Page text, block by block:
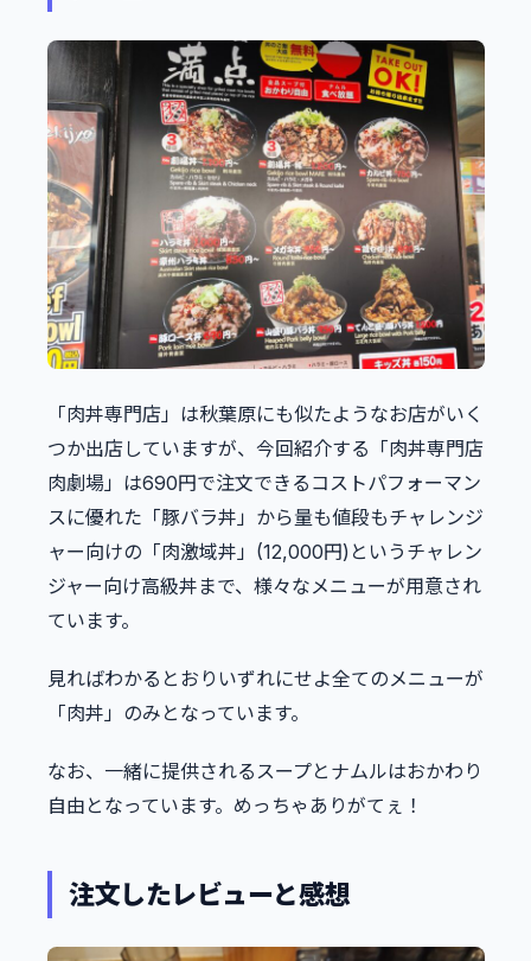
「肉丼専門店」は秋葉原にも似たようなお店がいく
つか出店していますが、今回紹介する「肉丼専門店
肉劇場」は690円で注文できるコストパフォーマン
スに優れた「豚バラ丼」から量も値段もチャレンジ
ャー向けの「肉激域丼」(12,000円)というチャレン
ジャー向け高級丼まで、様々なメニューが用意され
ています。
見ればわかるとおりいずれにせよ全てのメニューが
「肉丼」のみとなっています。
なお、一緒に提供されるスープとナムルはおかわり
自由となっています。めっちゃありがてぇ！
注文したレビューと感想